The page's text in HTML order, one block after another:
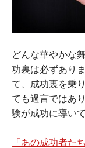
どんな華やかな
功裏は必ずあり
て、成功裏を乗
ても過言ではあ
験が成功に導い
「あの成功者た